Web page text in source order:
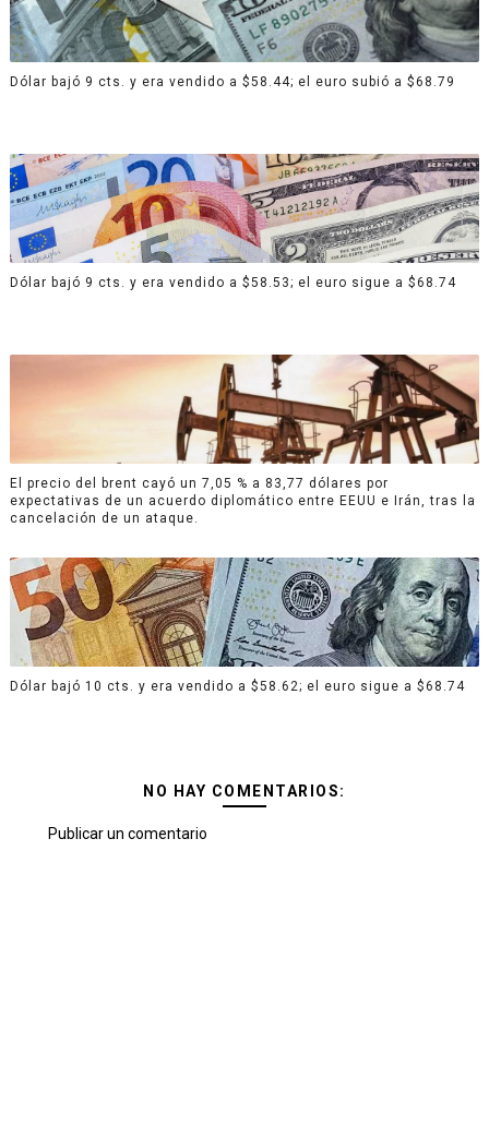
Dólar bajó 9 cts. y era vendido a $58.44; el euro subió a $68.79
Dólar bajó 9 cts. y era vendido a $58.53; el euro sigue a $68.74
El precio del brent cayó un 7,05 % a 83,77 dólares por
expectativas de un acuerdo diplomático entre EEUU e Irán, tras la
cancelación de un ataque.
Dólar bajó 10 cts. y era vendido a $58.62; el euro sigue a $68.74
NO HAY COMENTARIOS:
Publicar un comentario